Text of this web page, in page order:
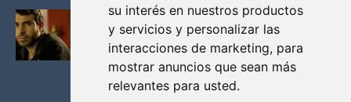
su interés en nuestros productos
y servicios y personalizar las
interacciones de marketing, para
mostrar anuncios que sean más
relevantes para usted.
BLACK MIRROR: TODA TU HISTORIA. EPISODIO 3.
LA CRITICA
Mayo 17, 2012